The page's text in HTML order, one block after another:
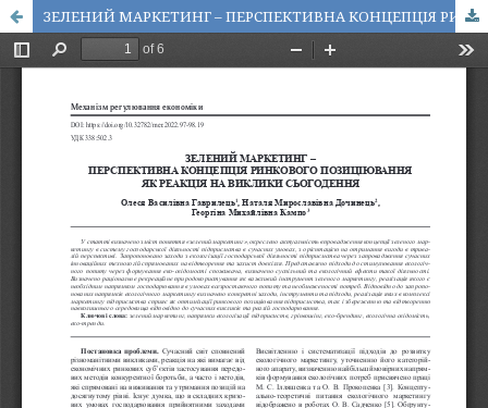
ЗЕЛЕНИЙ МАРКЕТИНГ – ПЕРСПЕКТИВНА КОНЦЕПЦІЯ РИНКОВОГО ПОЗИЦІЮВАННЯ ЯК РЕАКЦІЯ НА ВИКЛИКИ СЬОГОДЕННЯ